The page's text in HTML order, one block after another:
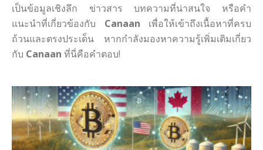
มค
ปโต
เป็นข้อมูลเชิงลึก ข่าวสาร บทความที่น่าสนใจ หรือคำ
แนะนำที่เกี่ยวข้องกับ Canaan เพื่อให้เข้าถึงเนื้อหาที่ครบ
ถ้วนและตรงประเด็น หากกำลังมองหาความรู้เพิ่มเติมเกี่ยว
กับ Canaan ที่นี่คือคำตอบ!